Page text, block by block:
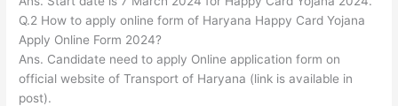
Q.2 How to apply online form of Haryana Happy Card Yojana
Apply Online Form 2024?
Ans. Candidate need to apply Online application form on
official website of Transport of Haryana (link is available in
post).